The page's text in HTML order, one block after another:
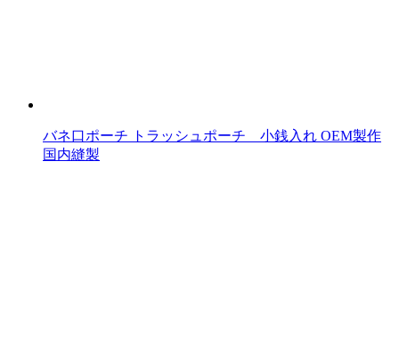
バネ口ポーチ トラッシュポーチ 小銭入れ OEM製作
国内縫製